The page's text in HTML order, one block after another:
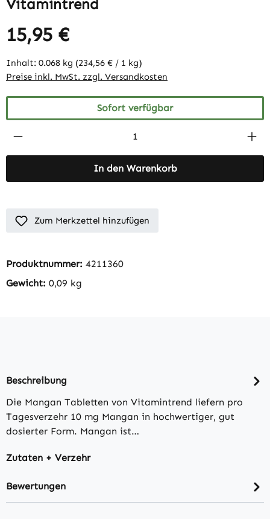
Vitamintrend
15,95 €
Inhalt: 0.068 kg (234,56 € / 1 kg)
Preise inkl. MwSt. zzgl. Versandkosten
Sofort verfügbar
Produkt Anzahl: Gib den gewünschten
In den Warenkorb
Zum Merkzettel hinzufügen
Produktnummer: 4211360
Gewicht: 0,09 kg
Beschreibung
Die Mangan Tabletten von Vitamintrend liefern pro
Tagesverzehr 10 mg Mangan in hochwertiger, gut
dosierter Form. Mangan ist…
Zutaten + Verzehr
Bewertungen